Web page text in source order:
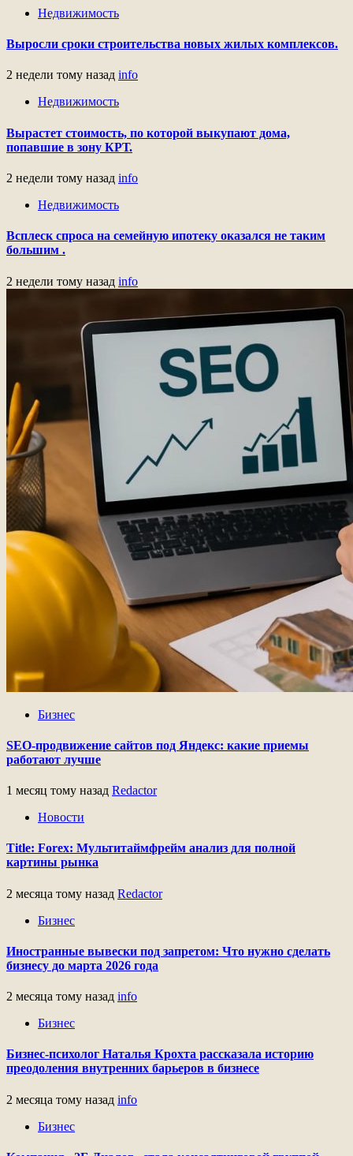
Недвижимость
Выросли сроки строительства новых жилых комплексов.
2 недели тому назад info
Недвижимость
Вырастет стоимость, по которой выкупают дома,
попавшие в зону КРТ.
2 недели тому назад info
Недвижимость
Всплеск спроса на семейную ипотеку оказался не таким
большим .
2 недели тому назад info
Бизнес
SEO-продвижение сайтов под Яндекс: какие приемы
работают лучше
1 месяц тому назад Redactor
Новости
Title: Forex: Мультитаймфрейм анализ для полной
картины рынка
2 месяца тому назад Redactor
Бизнес
Иностранные вывески под запретом: Что нужно сделать
бизнесу до марта 2026 года
2 месяца тому назад info
Бизнес
Бизнес-психолог Наталья Крохта рассказала историю
преодоления внутренних барьеров в бизнесе
2 месяца тому назад info
Бизнес